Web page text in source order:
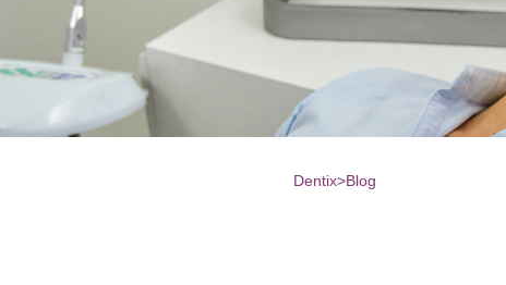
Dentix>Blog